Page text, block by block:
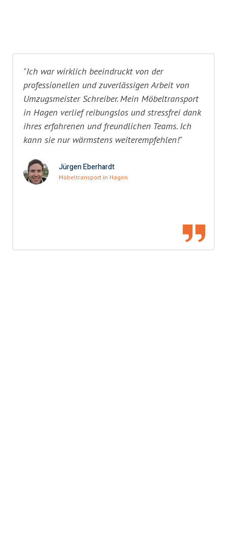
"Ich war wirklich beeindruckt von der
professionellen und zuverlässigen Arbeit von
Umzugsmeister Schreiber. Mein Möbeltransport
in Hagen verlief reibungslos und stressfrei dank
ihres erfahrenen und freundlichen Teams. Ich
kann sie nur wärmstens weiterempfehlen!"
Jürgen Eberhardt
Möbeltransport in Hagen